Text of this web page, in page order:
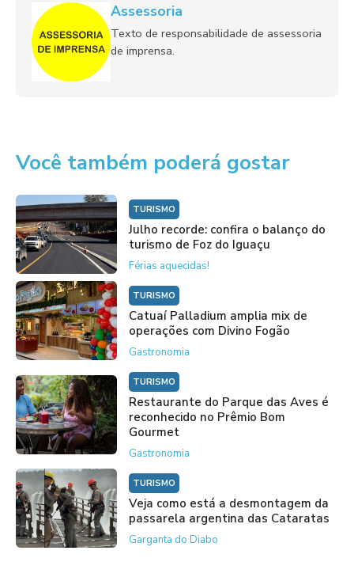
Assessoria
Texto de responsabilidade de assessoria
de imprensa.
Você também poderá gostar
TURISMO
Julho recorde: confira o balanço do
turismo de Foz do Iguaçu
Férias aquecidas!
TURISMO
Catuaí Palladium amplia mix de
operações com Divino Fogão
Gastronomia
TURISMO
Restaurante do Parque das Aves é
reconhecido no Prêmio Bom
Gourmet
Gastronomia
TURISMO
Veja como está a desmontagem da
passarela argentina das Cataratas
Garganta do Diabo